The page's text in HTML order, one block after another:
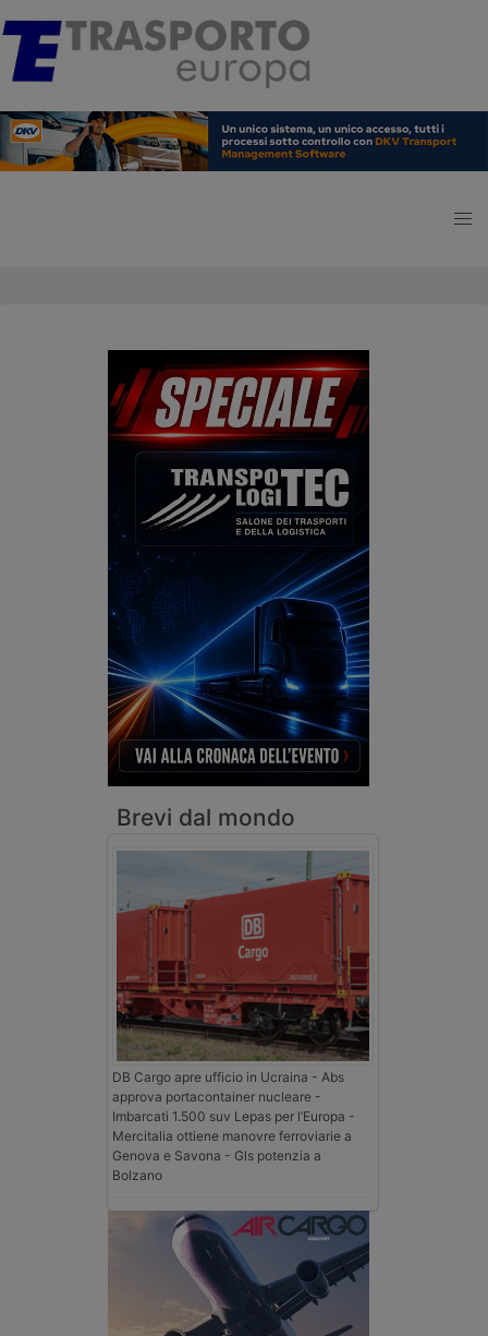
Brevi dal mondo
DB Cargo apre ufficio in Ucraina - Abs
approva portacontainer nucleare -
Imbarcati 1.500 suv Lepas per l’Europa -
Mercitalia ottiene manovre ferroviarie a
Genova e Savona - Gls potenzia a
Bolzano